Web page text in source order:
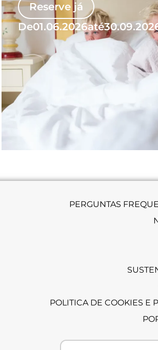
Reserve já
De01.06.2026até
PERGUNTAS
POLITICA DE COOKIES E